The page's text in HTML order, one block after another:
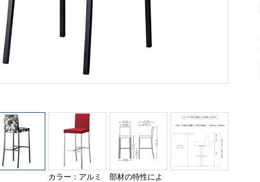
カラー：アルミ
部材の特性によ